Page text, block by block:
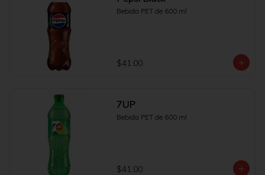
Bebida PET de 600 ml
$41.00
7UP
Bebida PET de 600 ml
$41.00